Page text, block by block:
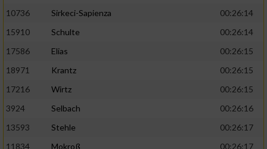
10736
Sirkeci-Sapienza
00:26:14
15910
Schulte
00:26:14
17586
Elias
00:26:15
18971
Krantz
00:26:15
17216
Wirtz
00:26:15
3924
Selbach
00:26:16
13593
Stehle
00:26:17
11834
Mokroß
00:26:17